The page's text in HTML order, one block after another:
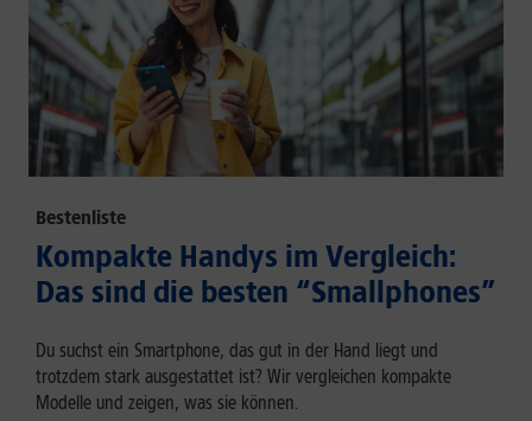
Bestenliste
Kompakte Handys im Vergleich:
Das sind die besten “Smallphones”
Du suchst ein Smartphone, das gut in der Hand liegt und
trotzdem stark ausgestattet ist? Wir vergleichen kompakte
Modelle und zeigen, was sie können.